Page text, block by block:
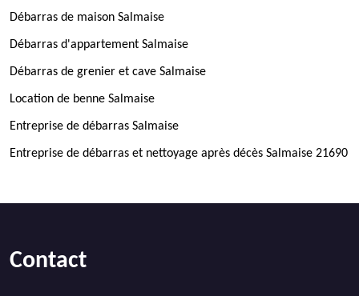
Débarras de maison Salmaise
Débarras d'appartement Salmaise
Débarras de grenier et cave Salmaise
Location de benne Salmaise
Entreprise de débarras Salmaise
Entreprise de débarras et nettoyage après décès Salmaise 21690
Contact